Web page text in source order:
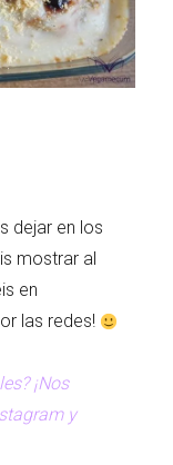
dejar en los
mostrar al
en
las redes!
¡Nos
y